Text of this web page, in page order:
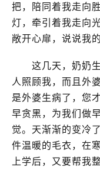
把，陪同着我走向
灯，牵引着我走向
敞开心扉，说说我
这几天，奶奶生
人照顾我，而且外
是外婆生病了，您
早贪黑，为我们做
觉。天渐渐的变冷
件温暖的毛衣，在
上学后，又要帮我